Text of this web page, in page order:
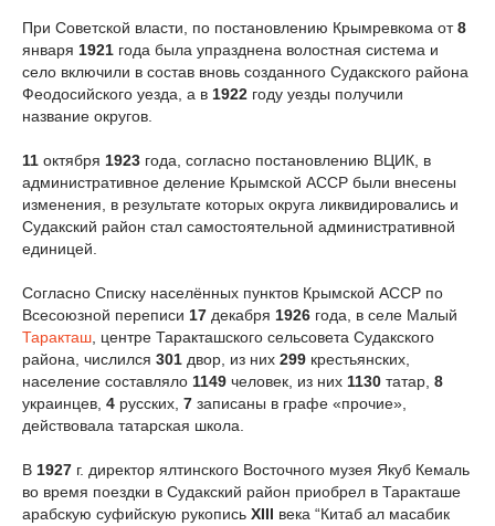
При Советской власти, по постановлению Крымревкома от8
января 1921 года была упразднена волостная система и
село включили в состав вновь созданного Судакского района
Феодосийского уезда, а в 1922 году уезды получили
название округов.
11 октября 1923 года, согласно постановлению ВЦИК, в
административное деление Крымской АССР были внесены
изменения, в результате которых округа ликвидировались и
Судакский район стал самостоятельной административной
единицей.
Согласно Списку населённых пунктов Крымской АССР по
Всесоюзной переписи 17 декабря 1926 года, в селе Малый
Таракташ , центре Таракташского сельсовета Судакского
района, числился 301 двор, из них 299 крестьянских,
население составляло 1149 человек, из них 1130 татар, 8
украинцев, 4 русских, 7 записаны в графе «прочие»,
действовала татарская школа.
В 1927 г. директор ялтинского Восточного музея Якуб Кемаль
во время поездки в Судакский район приобрел в Таракташе
арабскую суфийскую рукопись XIII века “Китаб ал масабик